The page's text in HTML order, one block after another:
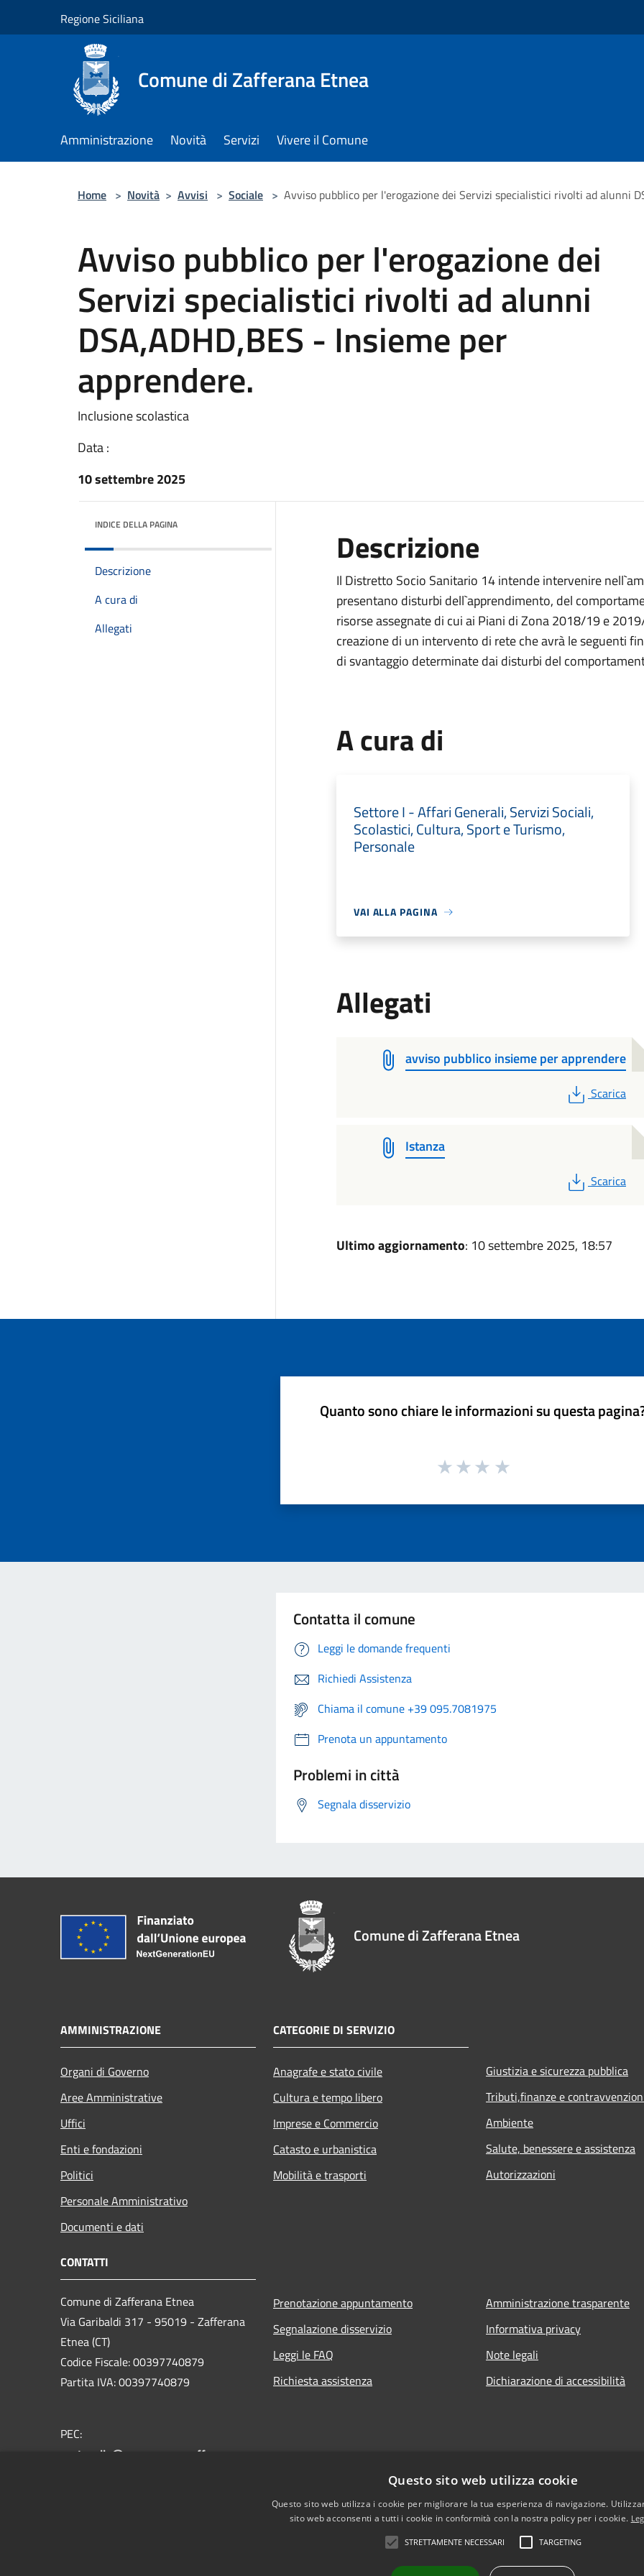
Regione Siciliana
Comune di Zafferana Etnea
Amministrazione Novità Servizi Vivere il Comune
Home > Novità > Avvisi > Sociale > Avviso pubblico per l'erogazione dei Servizi specialistici rivolti ad alunni
Avviso pubblico per l'erogazione dei
Servizi specialistici rivolti ad alunni
DSA,ADHD,BES - Insieme per
apprendere.
Inclusione scolastica
Data :
10 settembre 2025
INDICE DELLA PAGINA
Descrizione
A cura di
Allegati
Descrizione
Il Distretto Socio Sanitario 14 intende intervenire
presentano disturbi dell`apprendimento, del
risorse assegnate di cui ai Piani di Zona 2018/19 e
creazione di un intervento di rete che avrà le seguenti
di svantaggio determinate dai disturbi del
A cura di
Settore I - Affari Generali, Servizi Sociali,
Scolastici, Cultura, Sport e Turismo,
Personale
VAI ALLA PAGINA
Allegati
avviso pubblico insieme per apprendere
PDF
Scarica
Istanza
PDF
Scarica
Ultimo aggiornamento: 10 settembre 2025, 18:57
Quanto sono chiare le informazioni su questa
Contatta il comune
Leggi le domande frequenti
Richiedi Assistenza
Chiama il comune +39 095.7081975
Prenota un appuntamento
Problemi in città
Segnala disservizio
Comune di Zafferana Etnea
AMMINISTRAZIONE
Organi di Governo
Aree Amministrative
Uffici
Enti e fondazioni
Politici
Personale Amministrativo
Documenti e dati
CATEGORIE DI SERVIZIO
Anagrafe e stato civile
Cultura e tempo libero
Imprese e Commercio
Catasto e urbanistica
Mobilità e trasporti
Giustizia e sicurezza pubblica
Tributi,finanze e
Ambiente
Salute, benessere e assistenza
Autorizzazioni
CONTATTI
Comune di Zafferana Etnea
Via Garibaldi 317 - 95019 - Zafferana
Etnea (CT)
Codice Fiscale: 00397740879
Partita IVA: 00397740879
PEC:
protocollo@pec.comune.zafferana-
Prenotazione appuntamento
Segnalazione disservizio
Leggi le FAQ
Richiesta assistenza
Amministrazione trasparente
Informativa privacy
Note legali
Dichiarazione di accessibilità
Questo sito web utilizza cookie
Questo sito web utilizza i cookie per migliorare la tua esperienza di navigazione.
sito web acconsenti a tutti i cookie in conformità con la nostra policy per i cookie.
STRETTAMENTE NECESSARI TARGETING